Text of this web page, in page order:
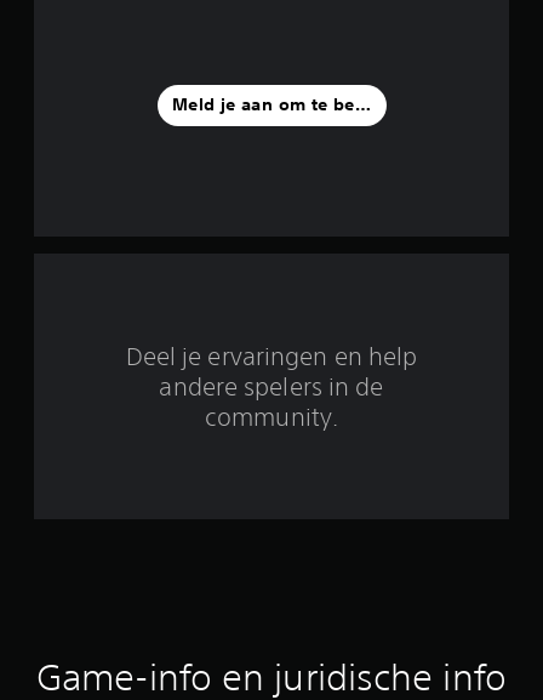
t
o
e
Meld je aan om te beoordelen
Deel je ervaringen en help
andere spelers in de
community.
Game-info en juridische info